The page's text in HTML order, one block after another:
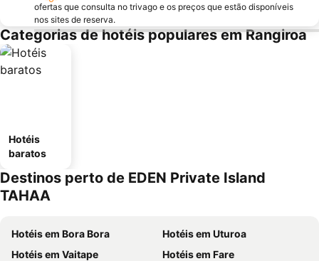
ofertas que consulta no trivago e os preços que estão disponíveis
nos sites de reserva.
Categorias de hotéis populares em Rangiroa
Hotéis
baratos
Destinos perto de EDEN Private Island
TAHAA
Hotéis em Bora Bora
Hotéis em Uturoa
Hotéis em Vaitape
Hotéis em Fare